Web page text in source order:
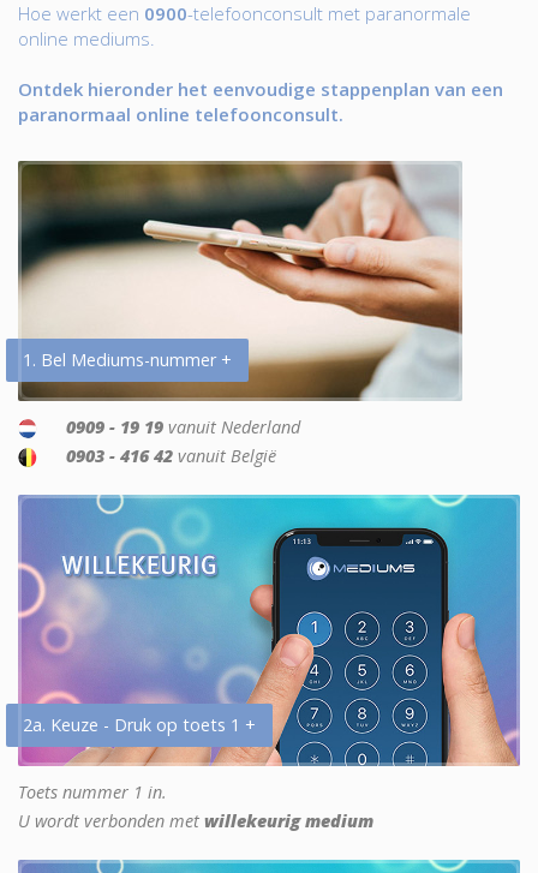
Hoe werkt een 0900-telefoonconsult met paranormale
online mediums.
Ontdek hieronder het eenvoudige stappenplan van een
paranormaal online telefoonconsult.
1. Bel Mediums-nummer +
0909 - 19 19 vanuit Nederland
0903 - 416 42 vanuit België
2a. Keuze - Druk op toets 1 +
Toets nummer 1 in.
U wordt verbonden met willekeurig medium